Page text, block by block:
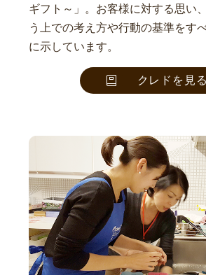
ギフト～」。お客様に対する思い
う上での考え方や行動の基準をす
に示しています。
クレドを見る